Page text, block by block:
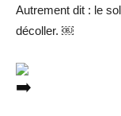
Autrement dit : le
décoller. ￼